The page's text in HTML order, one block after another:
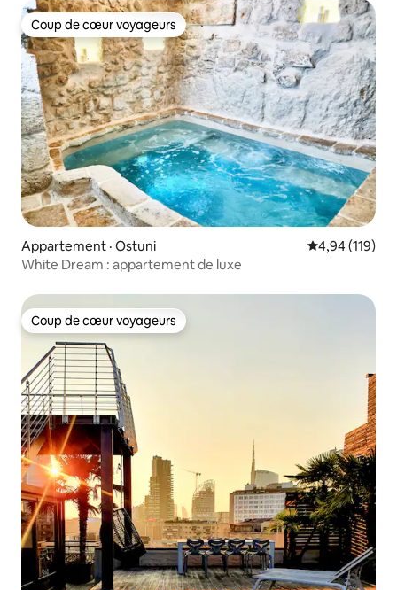
Coup de cœur voyageurs
Coup de cœur voyageurs
Appartement · Ostuni Note
4,94 (119)
White Dream : appartement de luxe
Coup de cœur voyageurs
Coup de cœur voyageurs